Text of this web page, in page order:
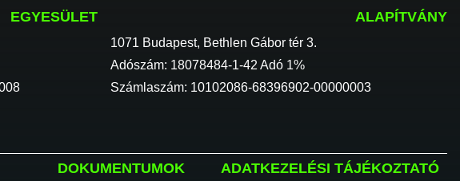
EGYESÜLET ALAPÍTVÁNY
1071 Budapest, Bethlen Gábor tér 3.
Adószám: 18078484-1-42 Adó 1%
Számlaszám: 10102086-68396902-00000003
DOKUMENTUMOK ADATKEZELÉSI TÁJÉKOZTATÓ